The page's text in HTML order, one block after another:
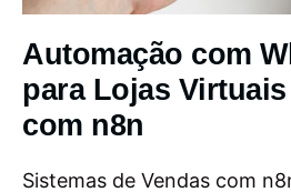
Automação com
para Lojas Virtuais
com n8n
Sistemas de Vendas com